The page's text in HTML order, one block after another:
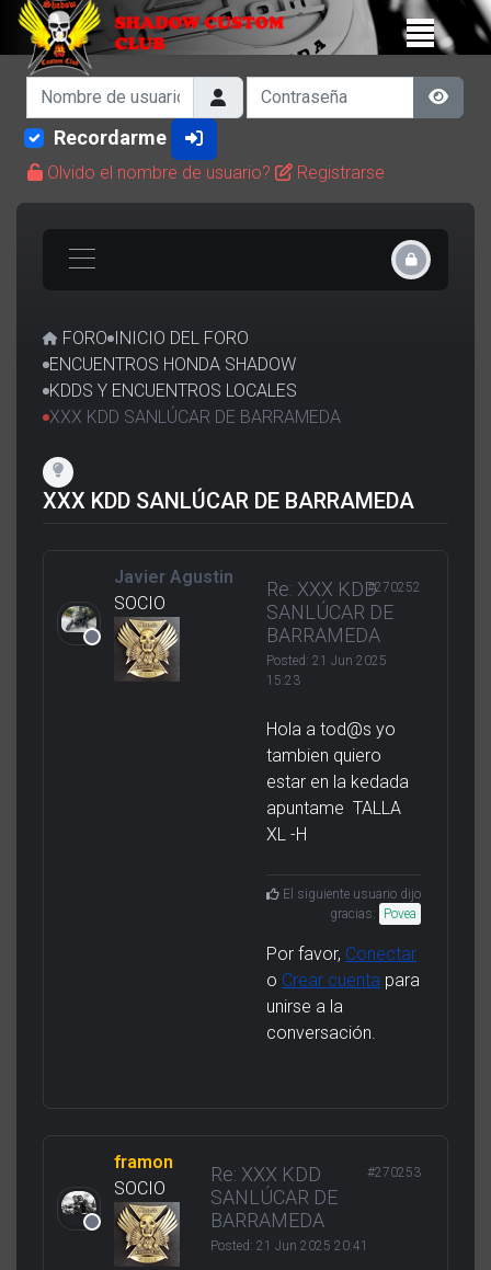
Nombre de usuario Contraseña
Show
Recordarme
Olvido el nombre de usuario? Registrarse
FORO INICIO DEL FORO
ENCUENTROS HONDA SHADOW
KDDS Y ENCUENTROS LOCALES
XXX KDD SANLÚCAR DE BARRAMEDA
XXX KDD SANLÚCAR DE BARRAMEDA
Javier Agustin
SOCIO
Re: XXX KDD
SANLÚCAR DE
BARRAMEDA
Posted: 21 Jun 2025
15:23
#270252
Hola a tod@s yo
tambien quiero
estar en la kedada
apuntame TALLA
XL -H
El siguiente usuario dijo
gracias:
Povea
Por favor, Conectar
o Crear cuenta para
unirse a la
conversación.
framon
SOCIO
Re: XXX KDD
SANLÚCAR DE
BARRAMEDA
Posted: 21 Jun 2025 20:41
#270253